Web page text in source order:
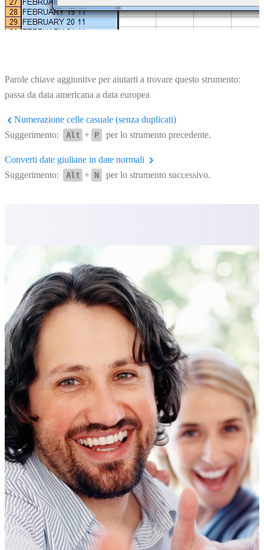
Parole chiave aggiuntive per aiutarti a trovare questo strumento:
passa da data americana a data europea
Numerazione celle casuale (senza duplicati)
Suggerimento:
Alt + P per lo strumento precedente.
Converti date giuliane in date normali
Suggerimento:
Alt + N per lo strumento successivo.